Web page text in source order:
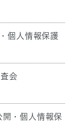
個人情報保護
会
・個人情報保